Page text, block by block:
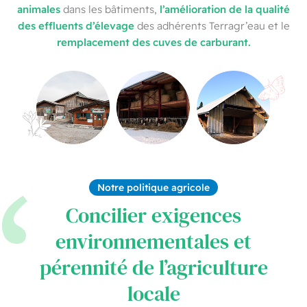
animales dans les bâtiments, l’amélioration de la qualité
des effluents d’élevage des adhérents Terragr’eau et le
remplacement des cuves de carburant.
Notre politique agricole
Concilier exigences
environnementales et
pérennité de l’agriculture
locale